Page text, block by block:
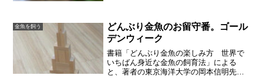
金魚を飼う
どんぶり金魚のお留守番。ゴール
デンウィーク
書籍「どんぶり金魚の楽しみ方 世界で
いちばん身近な金魚の飼育法」による
と、著者の東京海洋大学の岡本信明先生